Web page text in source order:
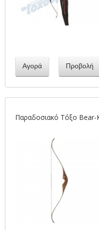
Αγορά Προβολή
Παραδοσιακό Τόξο Bear-